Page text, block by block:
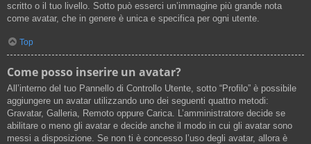
scritto o il tuo livello. Sotto può esserci un’immagine più grande nota
come avatar, che in genere è unica e specifica per ogni utente.
Top
Come posso inserire un avatar?
All’interno del tuo Pannello di Controllo Utente, sotto “Profilo” è possibile
aggiungere un avatar utilizzando uno dei seguenti quattro metodi:
Gravatar, Galleria, Remoto oppure Carica. L’amministratore decide se
abilitare o meno gli avatar e decide anche il modo in cui gli avatar sono
messi a disposizione. Se non ti è concesso l’uso degli avatar, allora è